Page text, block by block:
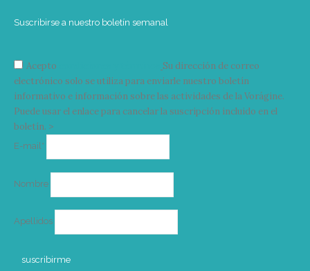
Suscribirse a nuestro boletín semanal
Acepto
Su dirección de correo
electrónico solo se utiliza para enviarle nuestro boletín
informativo e información sobre las actividades de la Vorágine.
Puede usar el enlace para cancelar la suscripción incluido en el
boletín. >
E-mail*
Nombre
Apellidos